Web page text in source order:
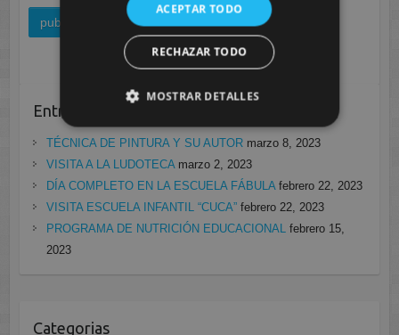
Entradas recientes
TÉCNICA DE PINTURA Y SU AUTOR marzo 8, 2023
VISITA A LA LUDOTECA marzo 2, 2023
DÍA COMPLETO EN LA ESCUELA FÁBULA febrero 22, 2023
VISITA ESCUELA INFANTIL “CUCA” febrero 22, 2023
PROGRAMA DE NUTRICIÓN EDUCACIONAL febrero 15,
2023
Categorias
ACEPTAR TODO
RECHAZAR TODO
MOSTRAR DETALLES